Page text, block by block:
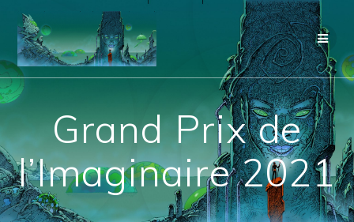
Grand Prix de
l’Imaginaire 2021